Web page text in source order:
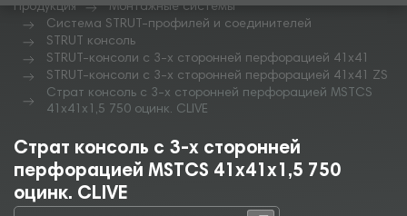
Продукция
Монтажные системы
Система STRUT-профилей и соединителей
STRUT консоль
STRUT-консоли с 3-х сторонней перфорацией 41х41
STRUT-консоли с 3-х сторонней перфорацией 41х41 ZS
Страт консоль с 3-х сторонней перфорацией MSTCS
41х41х1,5 750 оцинк. CLIVE
Страт консоль с 3-х сторонней
перфорацией MSTCS 41х41х1,5 750
оцинк. CLIVE